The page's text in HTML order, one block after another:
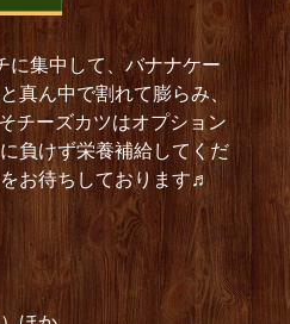
に集中して、バナナケー
真ん中で割れて膨らみ、
チーズカツはオプション
負けず栄養補給してくだ
お待ちしております♬